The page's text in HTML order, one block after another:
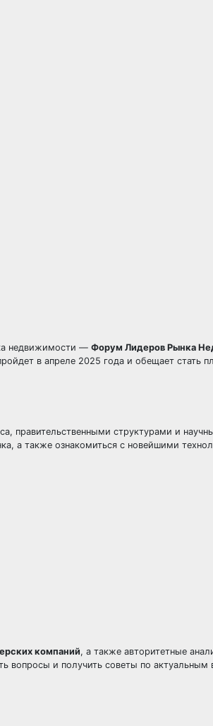
недвижимости — Форум Лидеров Рынка
в апреле 2025 года и обещает стать
правительственными структурами и
а также ознакомиться с новейшими
компаний, а также авторитетные
вопросы и получить советы по актуальным